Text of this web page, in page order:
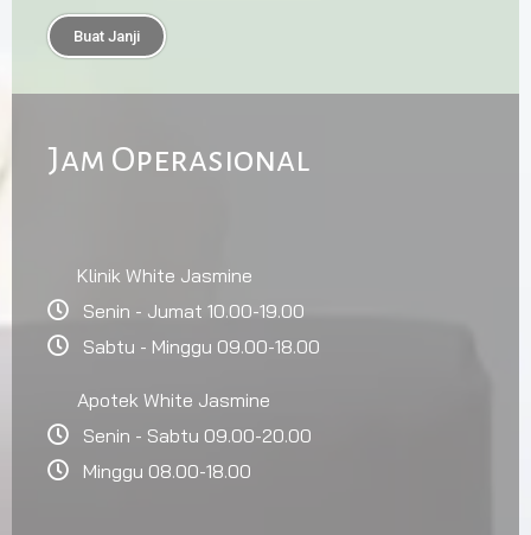
Buat Janji
Jam Operasional
Klinik White Jasmine
Senin - Jumat 10.00-19.00
Sabtu - Minggu 09.00-18.00
Apotek White Jasmine
Senin - Sabtu 09.00-20.00
Minggu 08.00-18.00